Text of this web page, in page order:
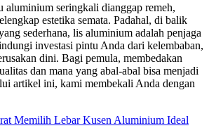
seringkali dianggap remeh,
estetika semata. Padahal, di balik
sederhana, lis aluminium adalah penjaga
investasi pintu Anda dari kelembaban,
dini. Bagi pemula, membedakan
dan mana yang abal-abal bisa menjadi
artikel ini, kami membekali Anda dengan